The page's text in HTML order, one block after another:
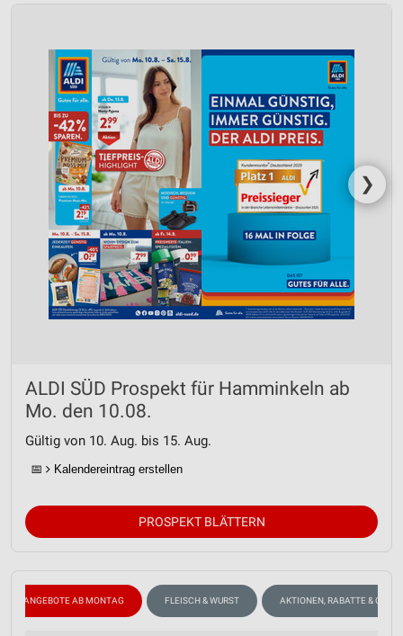
❯
ALDI SÜD Prospekt für Hamminkeln ab
Mo. den 10.08.
Gültig von 10. Aug. bis 15. Aug.
📅 Kalendereintrag erstellen
PROSPEKT BLÄTTERN
ANGEBOTE AB MONTAG FLEISCH & WURST AKTIONEN, RABATTE &